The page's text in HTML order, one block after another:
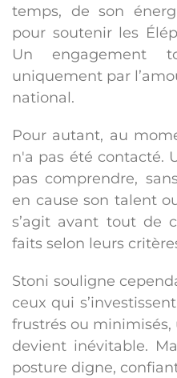
temps, de son
pour soutenir les
Un engagement
uniquement par
national.
Pour autant, au
n'a pas été contacté.
pas comprendre,
en cause son talent
s’agit avant tout de
faits selon leurs
Stoni souligne
ceux qui
frustrés ou
devient inévitable.
posture digne,